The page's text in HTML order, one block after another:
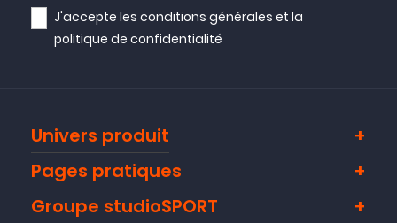
Avis collecté par Trustpilot
Avis collecté par Trustpilot
conforme à l'attente
J'accepte lesconditions générales et la
politique de confidentialité
Univers produit
Pages pratiques
Groupe studioSPORT